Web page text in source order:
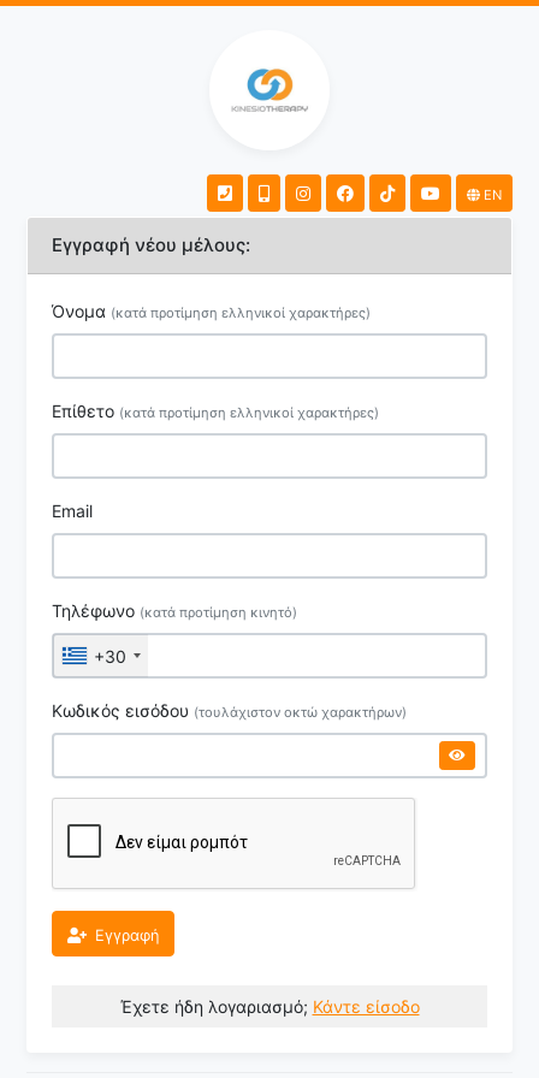
EN
Εγγραφή νέου μέλους:
Όνομα (κατά προτίμηση ελληνικοί χαρακτήρες)
Επίθετο (κατά προτίμηση ελληνικοί χαρακτήρες)
Email
Τηλέφωνο (κατά προτίμηση κινητό)
+30
Κωδικός εισόδου (τουλάχιστον οκτώ χαρακτήρων)
Εγγραφή
Έχετε ήδη λογαριασμό; Κάντε είσοδο